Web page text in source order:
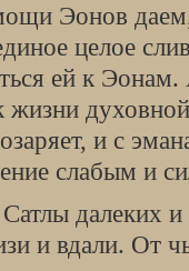
Эонов
целое
ей к Эонам.
жизни
и с
слабым и
далеких и
и вдали. От